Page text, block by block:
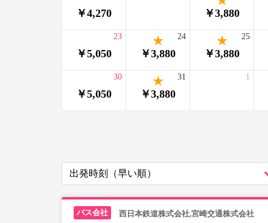
￥4,270 ￥3,880
￥5,050
23
￥3,880
24
￥3,880
25
￥5,050
30
￥3,880
31 1
西日本鉄道株式会社,宮崎交通株式会社